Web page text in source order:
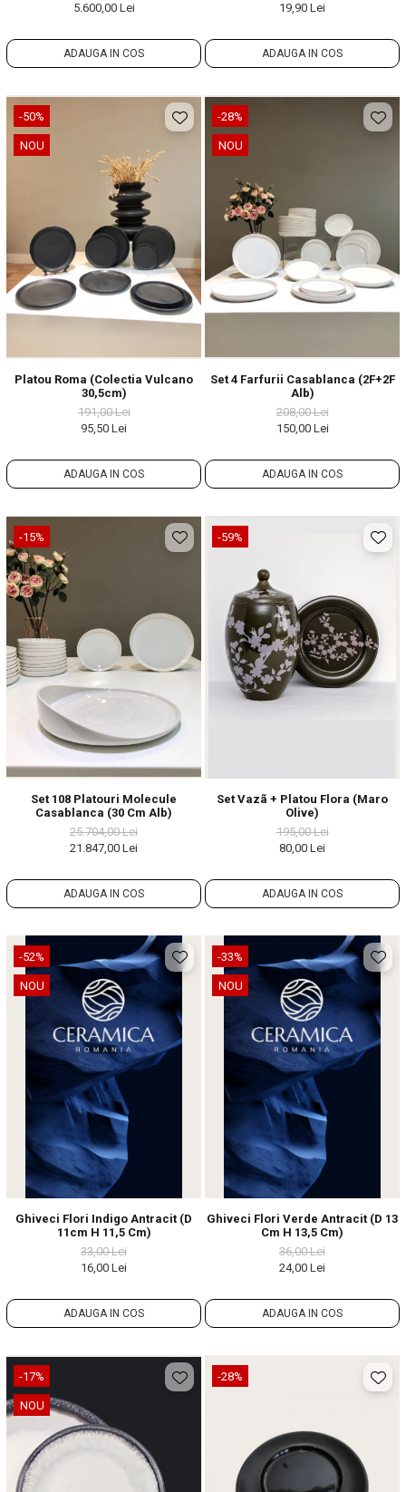
5.600,00 Lei
ADAUGA IN COS
19,90 Lei
ADAUGA IN COS
-50%
NOU
Platou Roma (Colectia Vulcano
30,5cm)
191,00 Lei
95,50 Lei
ADAUGA IN COS
-28%
NOU
Set 4 Farfurii Casablanca (2F+2F
Alb)
208,00 Lei
150,00 Lei
ADAUGA IN COS
-15%
Set 108 Platouri Molecule
Casablanca (30 Cm Alb)
25.704,00 Lei
21.847,00 Lei
ADAUGA IN COS
-59%
Set Vazã + Platou Flora (Maro
Olive)
195,00 Lei
80,00 Lei
ADAUGA IN COS
-52%
NOU
Ghiveci Flori Indigo Antracit (D
11cm H 11,5 Cm)
33,00 Lei
16,00 Lei
ADAUGA IN COS
-33%
NOU
Ghiveci Flori Verde Antracit (D 13
Cm H 13,5 Cm)
36,00 Lei
24,00 Lei
ADAUGA IN COS
-17%
NOU
-28%